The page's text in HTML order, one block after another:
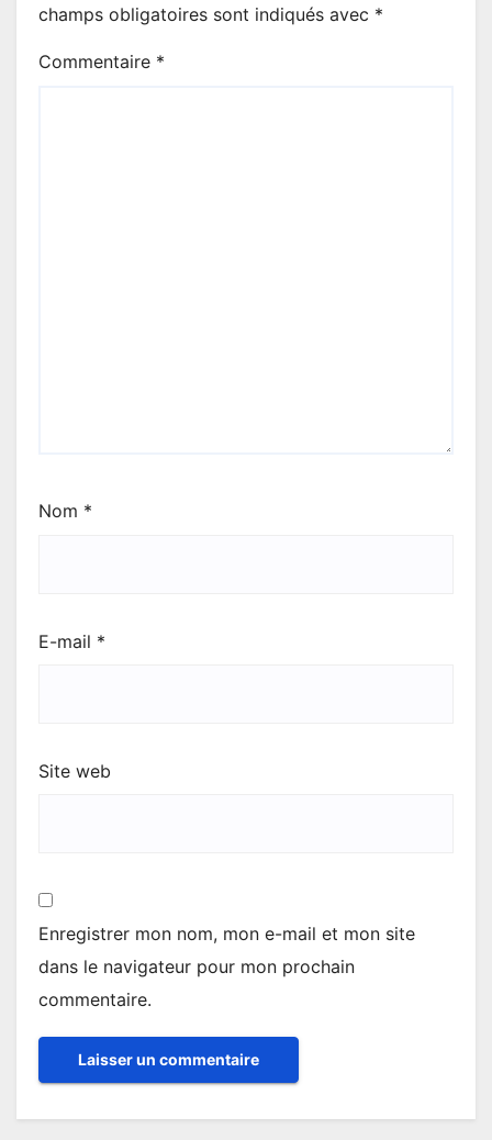
champs obligatoires sont indiqués avec *
Commentaire *
Nom *
E-mail *
Site web
Enregistrer mon nom, mon e-mail et mon site
dans le navigateur pour mon prochain
commentaire.